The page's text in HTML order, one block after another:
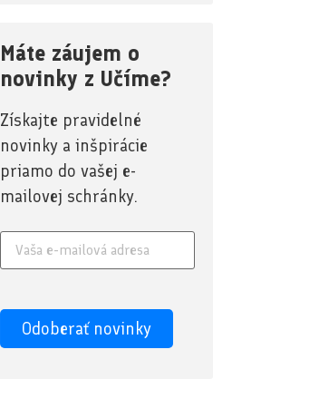
Máte záujem o
novinky z Učíme?
Získajte pravidelné
novinky a inšpirácie
priamo do vašej e-
mailovej schránky.